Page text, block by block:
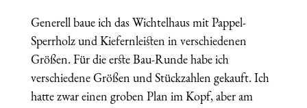
Generell baue ich das Wichtelhaus mit Pappel-
Sperrholz und Kiefernleisten in verschiedenen
Größen. Für die erste Bau-Runde habe ich
verschiedene Größen und Stückzahlen gekauft. Ich
hatte zwar einen groben Plan im Kopf, aber am